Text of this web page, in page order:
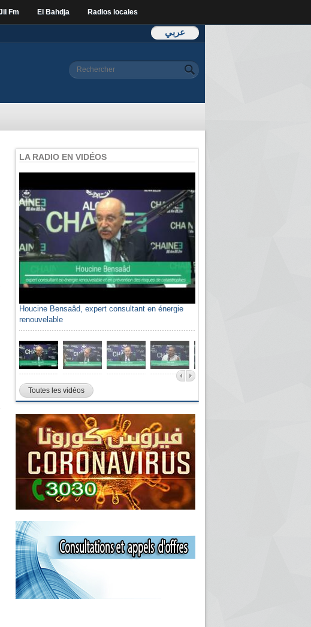
Fm El Bahdja Radios locales
عربي
Formulaire de
Rechercher
LA RADIO EN VIDÉOS
Houcine Bensaâd, expert consultant en énergie
renouvelable
Toutes les vidéos